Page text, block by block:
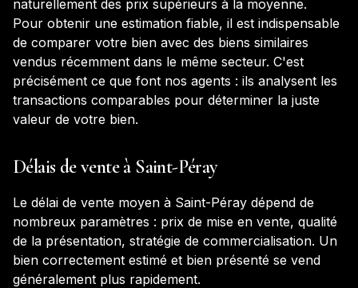
naturellement des prix supérieurs à la moyenne.
Pour obtenir une estimation fiable, il est indispensable
de comparer votre bien avec des biens similaires
vendus récemment dans le même secteur. C'est
précisément ce que font nos agents : ils analysent les
transactions comparables pour déterminer la juste
valeur de votre bien.
Délais de vente à Saint-Péray
Le délai de vente moyen à Saint-Péray dépend de
nombreux paramètres : prix de mise en vente, qualité
de la présentation, stratégie de commercialisation. Un
bien correctement estimé et bien présenté se vend
généralement plus rapidement.